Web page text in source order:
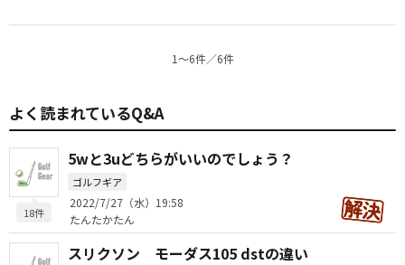
1〜6件／6件
よく読まれているQ&A
18件
5wと3uどちらがいいのでしょう？
ゴルフギア
2022/7/27（水）19:58
たんたかたん
スリクソン モーダス105 dstの違い